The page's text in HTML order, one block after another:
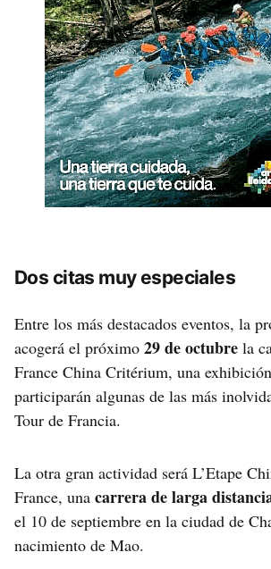
Dos citas muy especiales
Entre los más destacados eventos, la
acogerá el próximo 29 de octubre la
France China Critérium, una
participarán algunas de las más
Tour de Francia.
La otra gran actividad será L’Etape
France, una carrera de larga
el 10 de septiembre en la ciudad de
nacimiento de Mao.